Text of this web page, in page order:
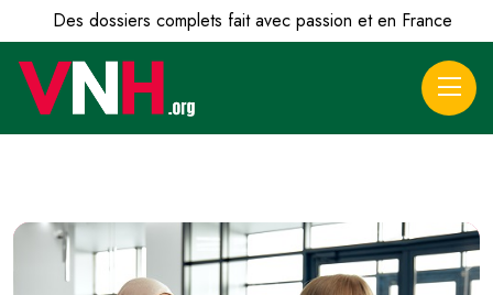
Des dossiers complets fait avec passion et en France